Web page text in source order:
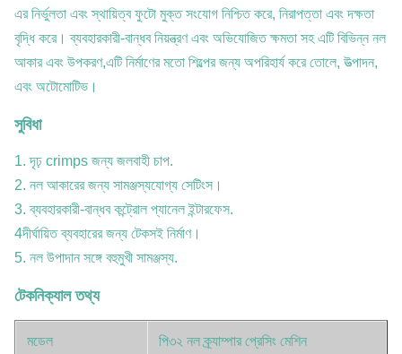
এর নির্ভুলতা এবং স্থায়িত্ব ফুটো মুক্ত সংযোগ নিশ্চিত করে, নিরাপত্তা এবং দক্ষতা
বৃদ্ধি করে। ব্যবহারকারী-বান্ধব নিয়ন্ত্রণ এবং অভিযোজিত ক্ষমতা সহ এটি বিভিন্ন নল
আকার এবং উপকরণ,এটি নির্মাণের মতো শিল্পের জন্য অপরিহার্য করে তোলে, উত্পাদন,
এবং অটোমোটিভ।
সুবিধা
1. দৃঢ় crimps জন্য জলবাহী চাপ.
2. নল আকারের জন্য সামঞ্জস্যযোগ্য সেটিংস।
3. ব্যবহারকারী-বান্ধব কন্ট্রোল প্যানেল ইন্টারফেস.
4দীর্ঘায়িত ব্যবহারের জন্য টেকসই নির্মাণ।
5. নল উপাদান সঙ্গে বহুমুখী সামঞ্জস্য.
টেকনিক্যাল তথ্য
মডেল পি৩২ নল ক্র্যাম্পার প্রেসিং মেশিন